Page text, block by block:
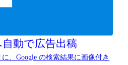
自動で広告出稿
、Google の検索結果に画像付き